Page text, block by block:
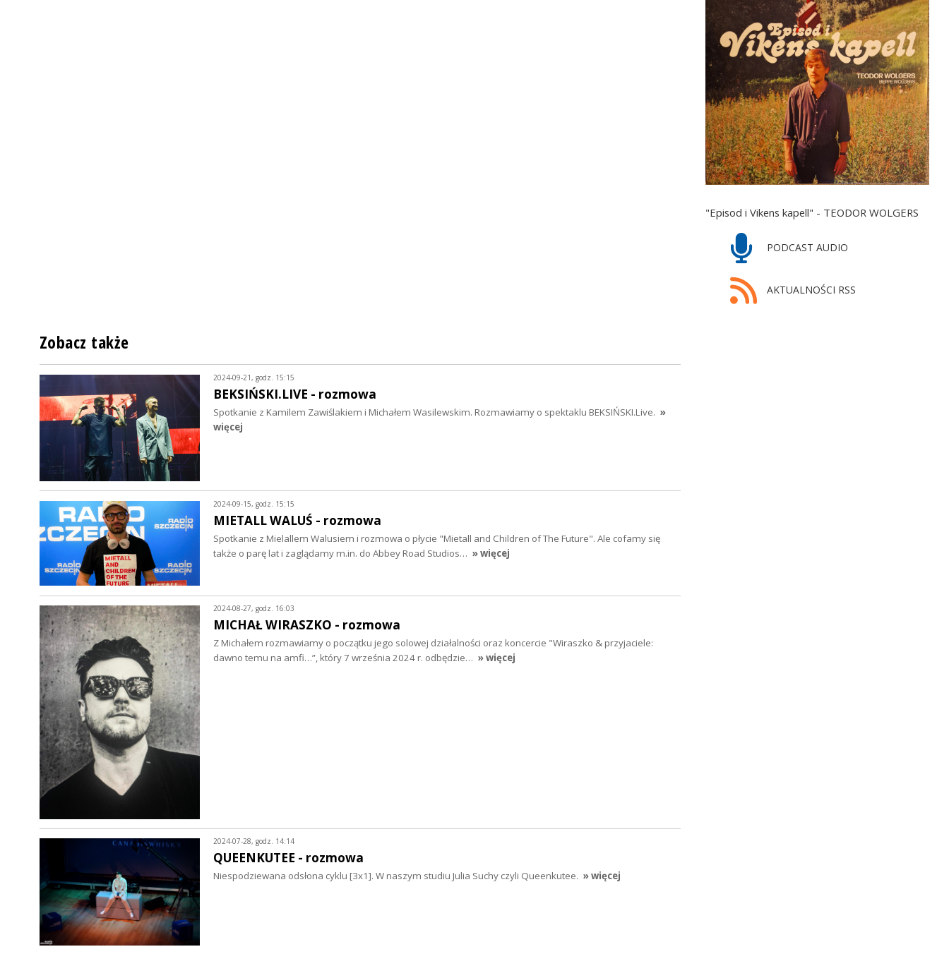
"Episod i Vikens kapell" - TEODOR WOLGERS
PODCAST AUDIO
AKTUALNOŚCI RSS
Zobacz także
2024-09-21, godz. 15:15
BEKSIŃSKI.LIVE - rozmowa
Spotkanie z Kamilem Zawiślakiem i Michałem Wasilewskim. Rozmawiamy o spektaklu BEKSIŃSKI.Live. »
więcej
2024-09-15, godz. 15:15
MIETALL WALUŚ - rozmowa
Spotkanie z Mielallem Walusiem i rozmowa o płycie "Mietall and Children of The Future". Ale cofamy się
także o parę lat i zaglądamy m.in. do Abbey Road Studios… » więcej
2024-08-27, godz. 16:03
MICHAŁ WIRASZKO - rozmowa
Z Michałem rozmawiamy o początku jego solowej działalności oraz koncercie "Wiraszko & przyjaciele:
dawno temu na amfi…”, który 7 września 2024 r. odbędzie… » więcej
2024-07-28, godz. 14:14
QUEENKUTEE - rozmowa
Niespodziewana odsłona cyklu [3x1]. W naszym studiu Julia Suchy czyli Queenkutee. » więcej